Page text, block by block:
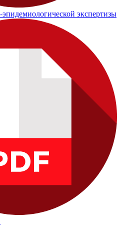
экспертизы